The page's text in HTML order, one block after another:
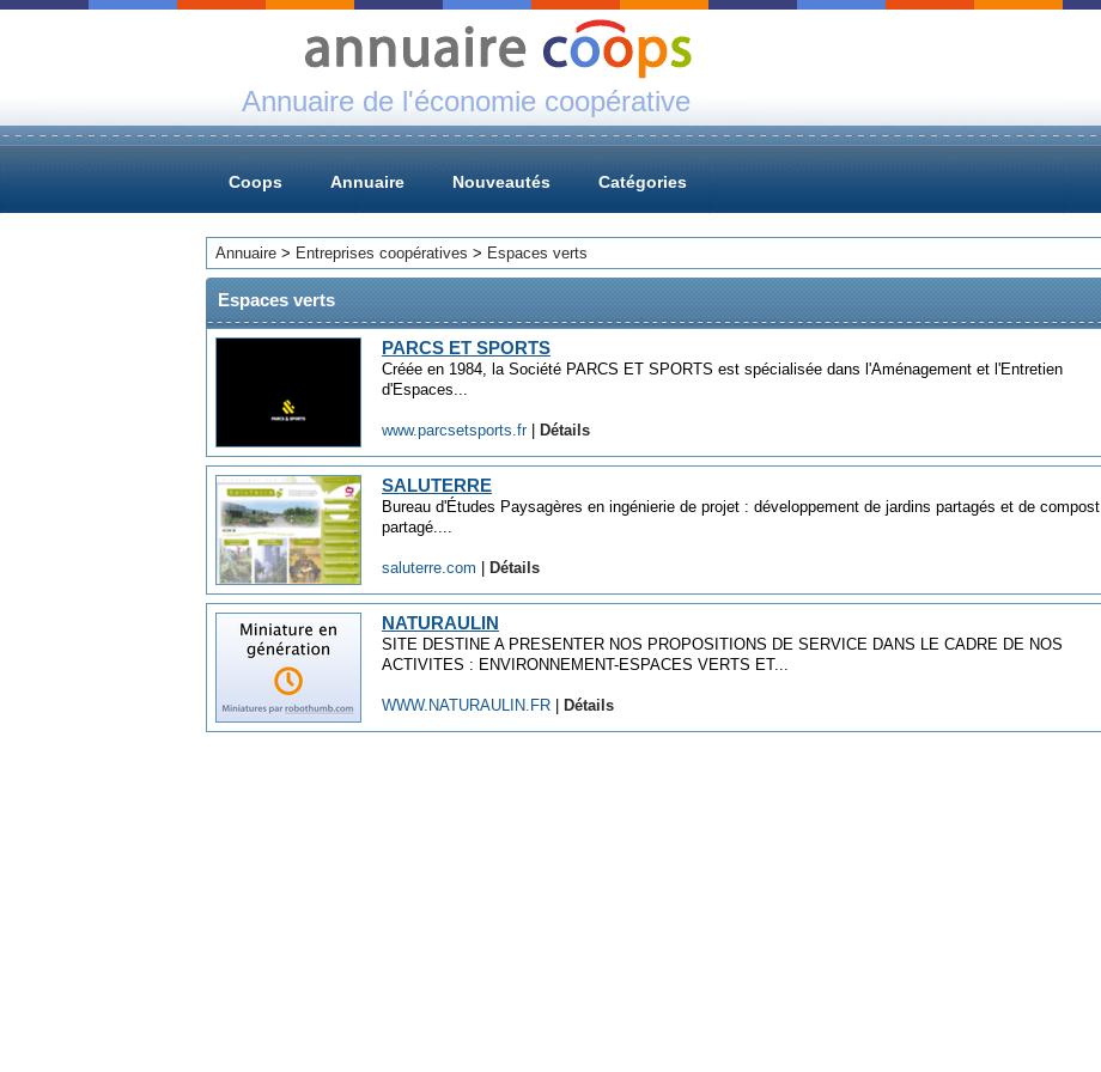
Annuaire de l'économie coopérative
Coops Annuaire Nouveautés Catégories
Annuaire > Entreprises coopératives > Espaces verts
Espaces verts
PARCS ET SPORTS
Créée en 1984, la Société PARCS ET SPORTS est spécialisée dans l'Aménagement et l'Entretien
d'Espaces...
www.parcsetsports.fr Détails
SALUTERRE
Bureau d'Études Paysagères en ingénierie de projet : développement de jardins partagés et de compost
partagé....
saluterre.com Détails
NATURAULIN
SITE DESTINE A PRESENTER NOS PROPOSITIONS DE SERVICE DANS LE CADRE DE NOS
ACTIVITES : ENVIRONNEMENT-ESPACES VERTS ET...
WWW.NATURAULIN.FR Détails